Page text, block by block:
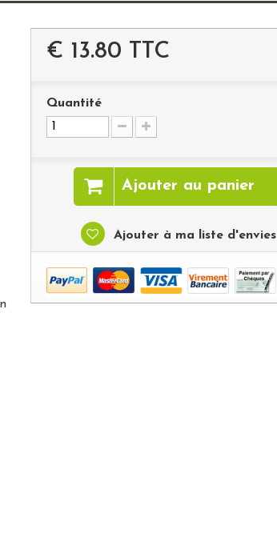
€ 13.80 TTC
Quantité
Ajouter au panier
Ajouter à ma liste d'envies